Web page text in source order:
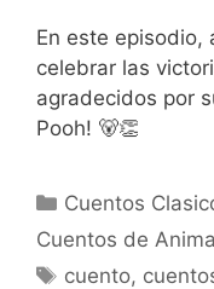
En este episodio,
celebrar las
agradecidos por
Pooh! 🐻👏
Categorías
Cuentos
Cuentos de
Etiquetas
cuento,